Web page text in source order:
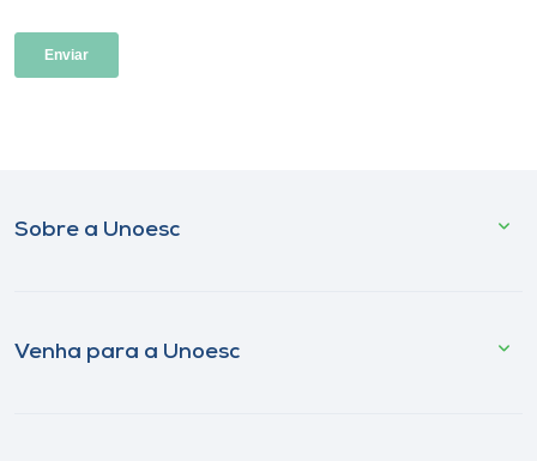
Sobre a Unoesc
Venha para a Unoesc